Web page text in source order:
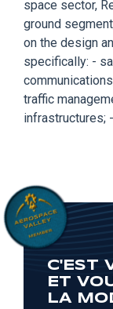
space sector,
ground
on the design
specifically: -
traffic
infrastructures;
C'EST
ET
LA